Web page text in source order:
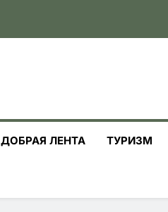
ДОБРАЯ ЛЕНТА ТУРИЗМ